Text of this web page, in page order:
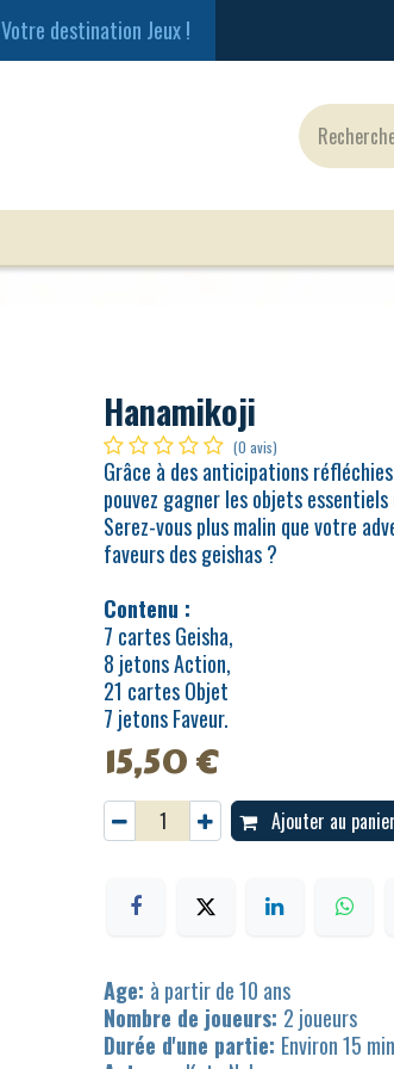
Votre destination Jeux !
Hanamikoji
(0 avis)
Grâce à des anticipations
pouvez gagner les objets
Serez-vous plus malin que votre
faveurs des geishas ?
Contenu :
7 cartes Geisha,
8 jetons Action,
21 cartes Objet
7 jetons Faveur.
15,50€
Ajouter au panier
Age: à partir de 10 ans
Nombre de joueurs: 2 joueurs
Durée d'une partie: Environ 15